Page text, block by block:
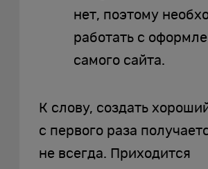
нет, поэтому
работать с
самого сайта.
К слову, создать
с первого раза
не всегда. Приходится